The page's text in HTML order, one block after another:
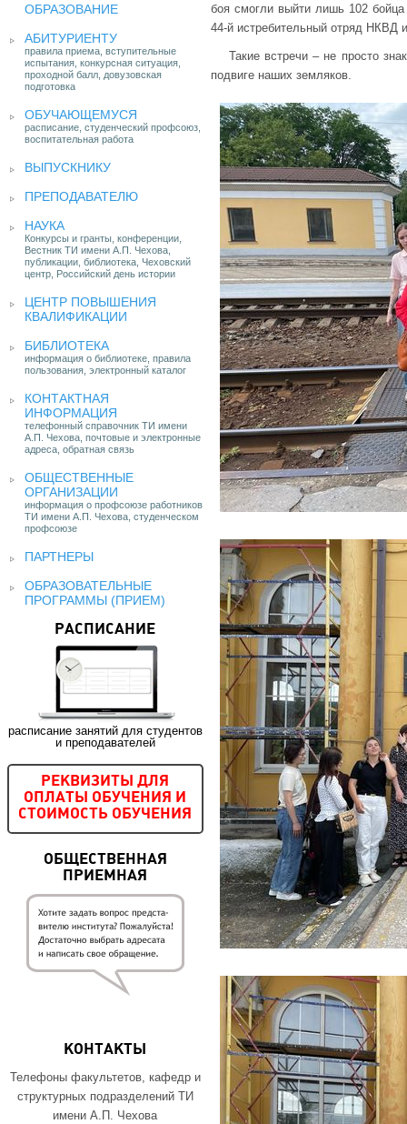
ОБРАЗОВАНИЕ
АБИТУРИЕНТУ
правила приема, вступительные
испытания, конкурсная ситуация,
проходной балл, довузовская
подготовка
ОБУЧАЮЩЕМУСЯ
расписание, студенческий профсоюз,
воспитательная работа
ВЫПУСКНИКУ
ПРЕПОДАВАТЕЛЮ
НАУКА
Конкурсы и гранты, конференции,
Вестник ТИ имени А.П. Чехова,
публикации, библиотека, Чеховский
центр, Российский день истории
ЦЕНТР ПОВЫШЕНИЯ
КВАЛИФИКАЦИИ
БИБЛИОТЕКА
информация о библиотеке, правила
пользования, электронный каталог
КОНТАКТНАЯ
ИНФОРМАЦИЯ
телефонный справочник ТИ имени
А.П. Чехова, почтовые и электронные
адреса, обратная связь
ОБЩЕСТВЕННЫЕ
ОРГАНИЗАЦИИ
информация о профсоюзе работников
ТИ имени А.П. Чехова, студенческом
профсоюзе
ПАРТНЕРЫ
ОБРАЗОВАТЕЛЬНЫЕ
ПРОГРАММЫ (ПРИЕМ)
РАСПИСАНИЕ
расписание занятий для студентов
и преподавателей
РЕКВИЗИТЫ ДЛЯ
ОПЛАТЫ ОБУЧЕНИЯ И
СТОИМОСТЬ ОБУЧЕНИЯ
ОБЩЕСТВЕННАЯ
ПРИЕМНАЯ
КОНТАКТЫ
Телефоны факультетов, кафедр и
структурных подразделений ТИ
имени А.П. Чехова
боя смогли выйти лишь 102
44-й истребительный отряд НКВД
Такие встречи – не просто
подвиге наших земляков.